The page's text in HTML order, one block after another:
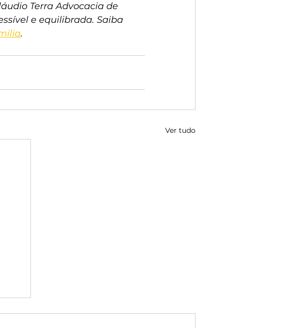
Terra Advocacia de
e equilibrada. Saiba
.
Ver tudo